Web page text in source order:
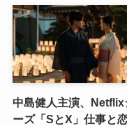
中島健人主演、Netflix
ーズ「SとX」仕事と恋